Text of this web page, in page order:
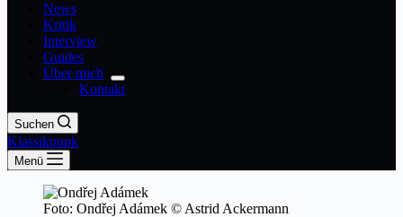
News
Kritik
Interview
Guides
Über mich
Kontakt
Suchen
Klassikpunk
Menü
Foto: Ondřej Adámek © Astrid Ackermann